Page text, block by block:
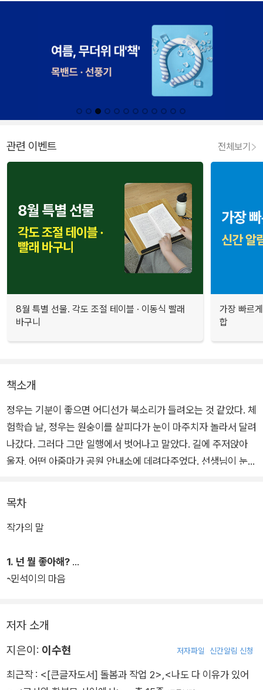
관련 이벤트 전체보기
8월 특별 선물. 각도 조절 테이블 · 이동식 빨래
바구니
가장 빠르
합
책소개
정우는 기분이 좋으면 어디선가 북소리가 들려오는 것 같았다. 체
험학습 날, 정우는 원숭이를 살피다가 눈이 마주치자 놀라서 달려
나갔다. 그러다 그만 일행에서 벗어나고 말았다. 길에 주저앉아
울자, 어떤 아줌마가 공원 안내소에 데려다주었다. 선생님이 눈물
러싸고 걱정했다며 입을 모았다. 또 어디선가 행복한 북소리가 들
렸다. 정우가 기분이 좋아서 폴짝폴짝 뛰자, 친구들도 신나서 함
께 뛰었다.
목차
작가의 말
1. 넌 뭘 좋아해?
-민석이의 마음
저자 소개
지은이: 이수현 저자파일 신간알림 신청
최근작 : <[큰글자도서] 돌봄과 작업 2>,<나도 다 이유가 있어